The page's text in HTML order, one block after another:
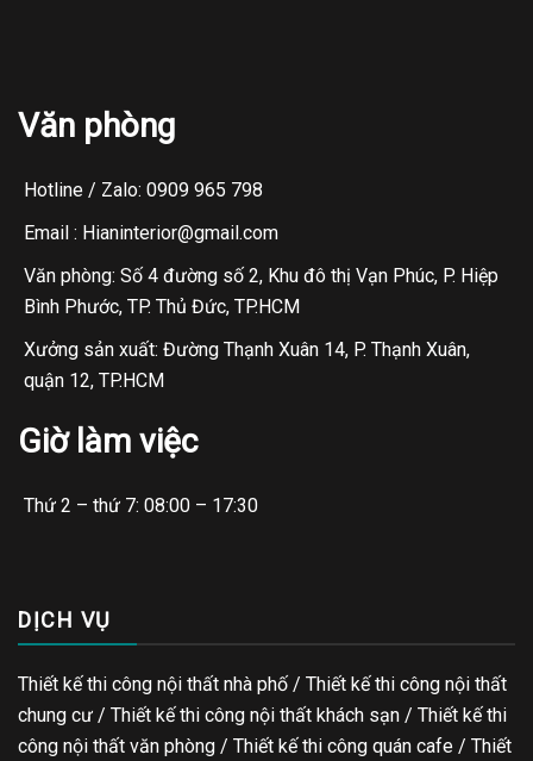
Văn phòng
Hotline / Zalo: 0909 965 798
Email : Hianinterior@gmail.com
Văn phòng: Số 4 đường số 2, Khu đô thị Vạn Phúc, P. Hiệp
Bình Phước, TP. Thủ Đức, TP.HCM
Xưởng sản xuất: Đường Thạnh Xuân 14, P. Thạnh Xuân,
quận 12, TP.HCM
Giờ làm việc
Thứ 2 – thứ 7: 08:00 – 17:30
DỊCH VỤ
Thiết kế thi công nội thất nhà phố / Thiết kế thi công nội thất
chung cư / Thiết kế thi công nội thất khách sạn / Thiết kế thi
công nội thất văn phòng / Thiết kế thi công quán cafe / Thiết